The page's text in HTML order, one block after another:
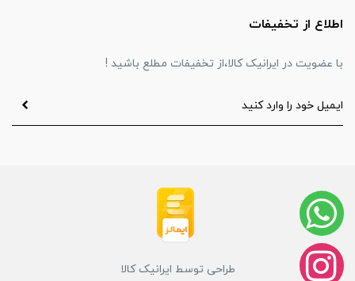
اطلاع از تخفیفات
با عضویت در ایرانیک کالا،از تخفیفات مطلع باشید !
طراحی توسط ایرانیک کالا